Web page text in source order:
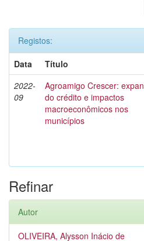
Registos:
Data
Título
2022-
09
Agroamigo Crescer:
do crédito e impactos
macroeconômicos nos
municípios
Refinar
Autor
OLIVEIRA, Alysson Inácio de